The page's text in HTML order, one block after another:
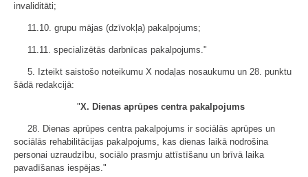
invaliditāti;
11.10. grupu mājas (dzīvokļa) pakalpojums;
11.11. specializētās darbnīcas pakalpojums."
5. Izteikt saistošo noteikumu X nodaļas nosaukumu un 28. punktu
šādā redakcijā:
"X. Dienas aprūpes centra pakalpojums
28. Dienas aprūpes centra pakalpojums ir sociālās aprūpes un
sociālās rehabilitācijas pakalpojums, kas dienas laikā nodrošina
personai uzraudzību, sociālo prasmju attīstīšanu un brīvā laika
pavadīšanas iespējas."